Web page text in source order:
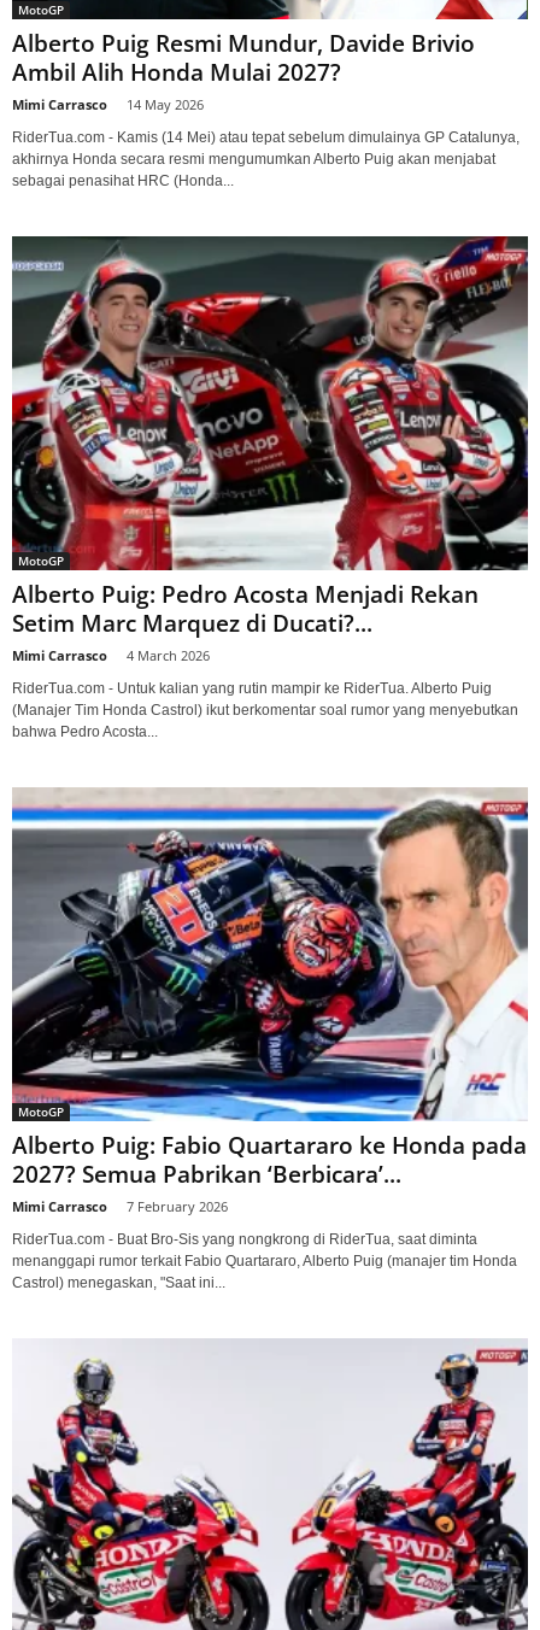
MotoGP
Alberto Puig Resmi Mundur, Davide Brivio
Ambil Alih Honda Mulai 2027?
Mimi Carrasco 14 May 2026
RiderTua.com - Kamis (14 Mei) atau tepat sebelum dimulainya GP Catalunya,
akhirnya Honda secara resmi mengumumkan Alberto Puig akan menjabat
sebagai penasihat HRC (Honda...
MotoGP
Alberto Puig: Pedro Acosta Menjadi Rekan
Setim Marc Marquez di Ducati?...
Mimi Carrasco 4 March 2026
RiderTua.com - Untuk kalian yang rutin mampir ke RiderTua. Alberto Puig
(Manajer Tim Honda Castrol) ikut berkomentar soal rumor yang menyebutkan
bahwa Pedro Acosta...
MotoGP
Alberto Puig: Fabio Quartararo ke Honda pada
2027? Semua Pabrikan ‘Berbicara’...
Mimi Carrasco 7 February 2026
RiderTua.com - Buat Bro-Sis yang nongkrong di RiderTua, saat diminta
menanggapi rumor terkait Fabio Quartararo, Alberto Puig (manajer tim Honda
Castrol) menegaskan, "Saat ini...